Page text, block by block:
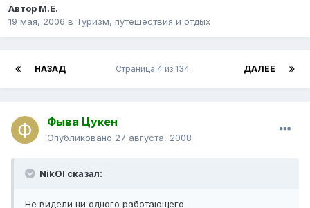
Автор М.Е.
19 мая, 2006 в Туризм, путешествия и отдых
НАЗАД ДАЛЕЕ
Страница 4 из 134
Фыва Цукен
Опубликовано 27 августа, 2008
NikOl сказал:
Не видели ни одного работающего.